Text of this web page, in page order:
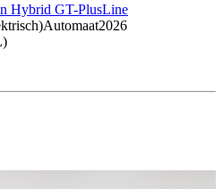
Hybrid GT-PlusLine
Automaat2026